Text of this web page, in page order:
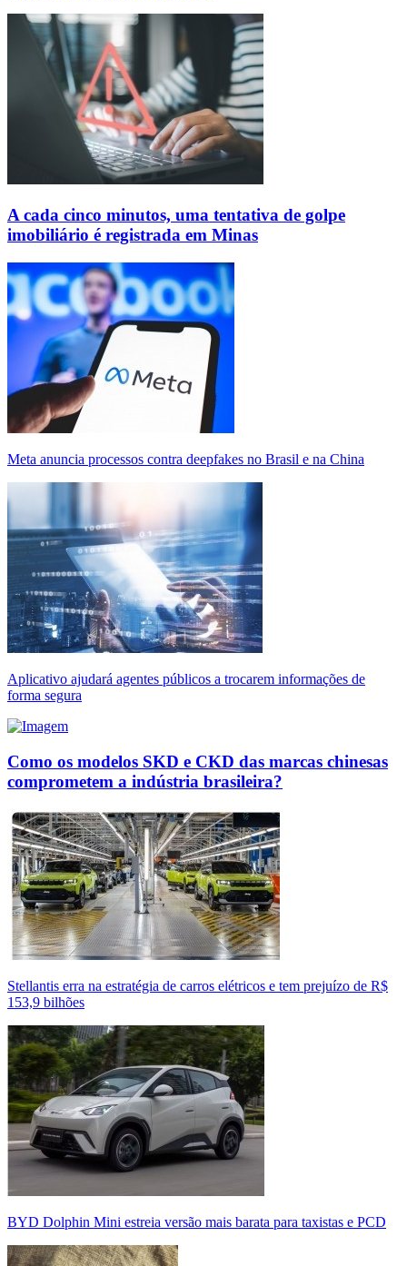
A cada cinco minutos, uma tentativa de golpe
imobiliário é registrada em Minas
Meta anuncia processos contra deepfakes no Brasil e na China
Aplicativo ajudará agentes públicos a trocarem informações de
forma segura
Como os modelos SKD e CKD das marcas chinesas
comprometem a indústria brasileira?
Stellantis erra na estratégia de carros elétricos e tem prejuízo de R$
153,9 bilhões
BYD Dolphin Mini estreia versão mais barata para taxistas e PCD